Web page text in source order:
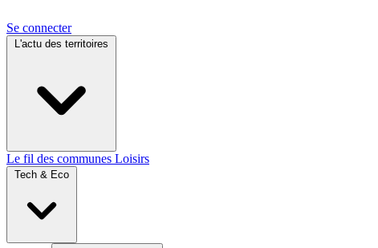
Se connecter
L'actu des territoires
Le fil des communes Loisirs
Tech & Eco